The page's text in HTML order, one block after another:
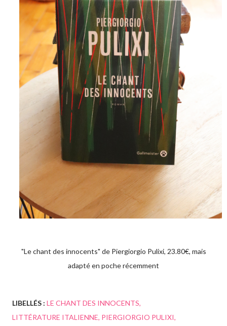
"Le chant des innocents" de Piergiorgio Pulixi, 23.80€, mais
adapté en poche récemment
LIBELLÉS : LE CHANT DES INNOCENTS
LITTÉRATURE ITALIENNE PIERGIORGIO PULIXI